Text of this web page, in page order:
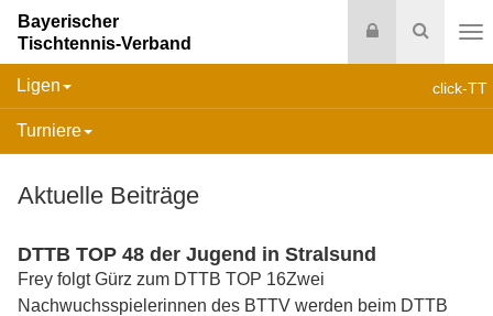
Suche
Login
Bayerischer
Tischtennis-Verband
click-TT
Ligen
Turniere
Aktuelle Beiträge
DTTB TOP 48 der Jugend in Stralsund
Frey folgt Gürz zum DTTB TOP 16Zwei
Nachwuchsspielerinnen des BTTV werden beim DTTB